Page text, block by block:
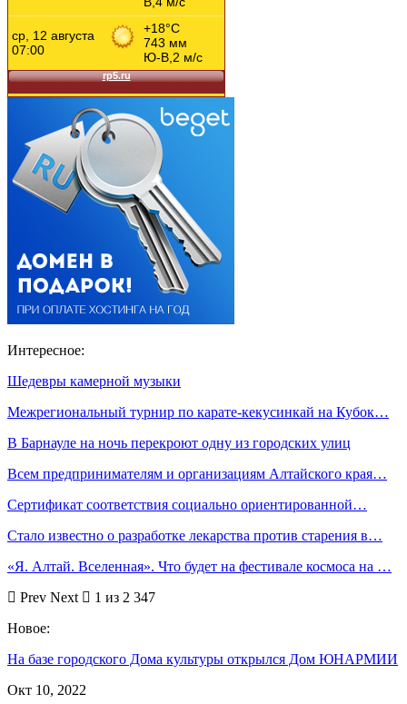
Интересное:
Шедевры камерной музыки
Межрегиональный турнир по карате-кекусинкай на Кубок…
В Барнауле на ночь перекроют одну из городских улиц
Всем предпринимателям и организациям Алтайского края…
Сертификат соответствия социально ориентированной…
Стало известно о разработке лекарства против старения в…
«Я. Алтай. Вселенная». Что будет на фестивале космоса на …
Prev Next
1 из 2 347
Новое:
На базе городского Дома культуры открылся Дом ЮНАРМИИ
Окт 10, 2022